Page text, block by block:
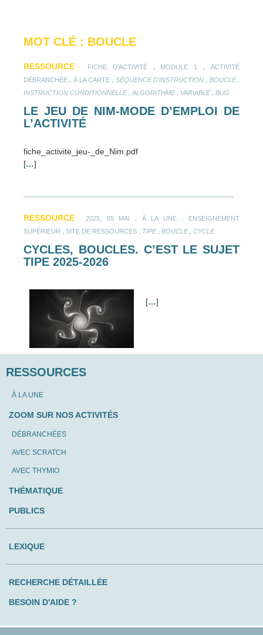
MOT CLÉ : BOUCLE
RESSOURCE FICHE D'ACTIVITÉ. MODULE 1
ACTIVITÉ
DÉBRANCHÉE
À LA CARTE SÉQUENCE D'INSTRUCTION BOUCLE.
INSTRUCTION CONDITIONNELLE. ALGORITHME. VARIABLE. BUG
LE JEU DE NIM-MODE D’EMPLOI DE
L’ACTIVITÉ
fiche_activite_jeu-_de_Nim.pdf
[…]
RESSOURCE 2025, 05 MAI À LA UNE.
ENSEIGNEMENT
SUPÉRIEUR
SITE DE RESSOURCES TIPE. BOUCLE. CYCLE
CYCLES, BOUCLES. C’EST LE SUJET
TIPE 2025-2026
[…]
RESSOURCES
À LA UNE
ZOOM SUR NOS ACTIVITÉS
DÉBRANCHÉES
AVEC SCRATCH
AVEC THYMIO
THÉMATIQUE
PUBLICS
LEXIQUE
RECHERCHE DÉTAILLÉE
BESOIN D'AIDE ?